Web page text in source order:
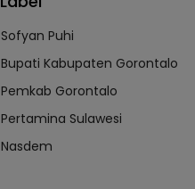
Sofyan Puhi
Bupati Kabupaten Gorontalo
Pemkab Gorontalo
Pertamina Sulawesi
Nasdem